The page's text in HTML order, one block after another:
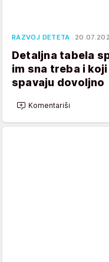
RAZVOJ DETETA
Detaljna tabela
im sna treba i
spavaju dovoljno
Komentariši